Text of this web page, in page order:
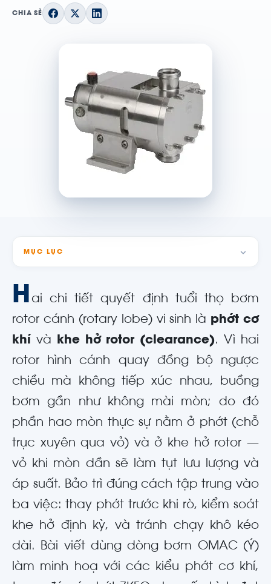
CHIA SẺ
MỤC LỤC
H ai chi tiết quyết định tuổi thọ bơm
rotor cánh (rotary lobe) vi sinh là phớt cơ
khí và khe hở rotor (clearance). Vì hai
rotor hình cánh quay đồng bộ ngược
chiều mà không tiếp xúc nhau, buồng
bơm gần như không mài mòn; do đó
phần hao mòn thực sự nằm ở phớt (chỗ
trục xuyên qua vỏ) và ở khe hở rotor —
vỏ khi mòn dần sẽ làm tụt lưu lượng và
áp suất. Bảo trì đúng cách tập trung vào
ba việc: thay phớt trước khi rò, kiểm soát
khe hở định kỳ, và tránh chạy khô kéo
dài. Bài viết dùng dòng bơm OMAC (Ý)
làm minh hoạ với các kiểu phớt cơ khí,